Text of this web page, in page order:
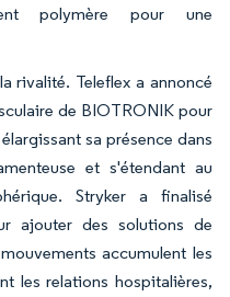
polymère pour une
rivalité. Teleflex a annoncé
de BIOTRONIK pour
sa présence dans
et s'étendant au
Stryker a finalisé
ajouter des solutions de
accumulent les
les relations hospitalières,